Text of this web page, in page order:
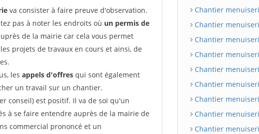
va consister à faire preuve d'observation.
pas à noter les endroits où un permis de
de la mairie car cela vous permet
projets de travaux en cours et ainsi, de
les appels d'offres qui sont également
un travail sur un chantier.
conseil) est positif. Il va de soi qu'un
à se faire entendre auprès de la mairie de
commercial prononcé et un
Chantier
Chantier
Chantier
Chantier
Chantier
Chantier
Chantier
Chantier
Chantier